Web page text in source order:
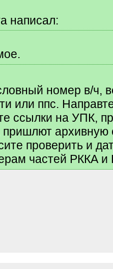
написал:
номер в/ч,
или ппс.
ссылки на УПК,
архивную
проверить и
частей РККА